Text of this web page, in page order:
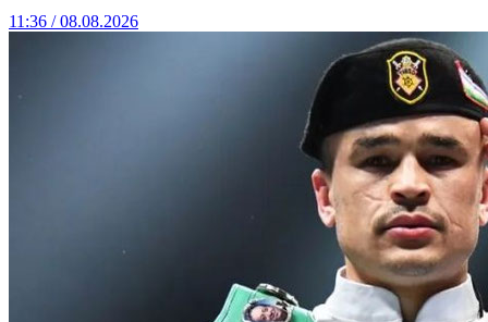
11:36 / 08.08.2026